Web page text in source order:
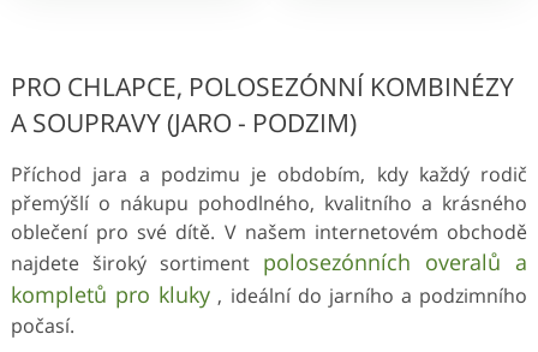
PRO CHLAPCE, POLOSEZÓNNÍ KOMBINÉZY
A SOUPRAVY (JARO - PODZIM)
Příchod jara a podzimu je obdobím, kdy každý rodič
přemýšlí o nákupu pohodlného, kvalitního a krásného
oblečení pro své dítě. V našem internetovém obchodě
najdete široký sortiment polosezónních overalů a
kompletů pro kluky , ideální do jarního a podzimního
počasí.